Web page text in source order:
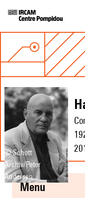
© Schott
Archiv/Peter
Andersen
menu